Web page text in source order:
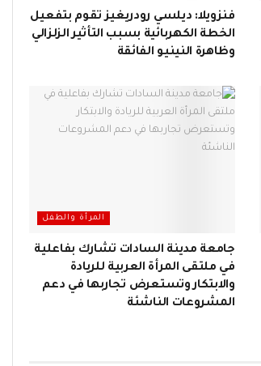
فنزويلا: ديلسي رودريغيز تقوم بتفعيل
الخطة الكهربائية بسبب التأثير الزلزالي
وظاهرة النينيو الفائقة
المرأة والطفل
جامعة مدينة السادات تشارك بفاعلية
في ملتقى المرأة العربية للريادة
والابتكار وتستعرض تجاربها في دعم
المشروعات الناشئة